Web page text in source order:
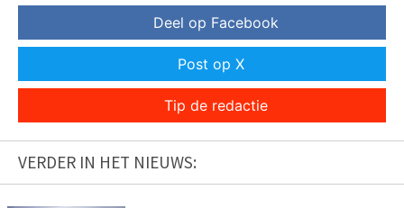
Deel op Facebook
Post op X
Tip de redactie
VERDER IN HET NIEUWS: